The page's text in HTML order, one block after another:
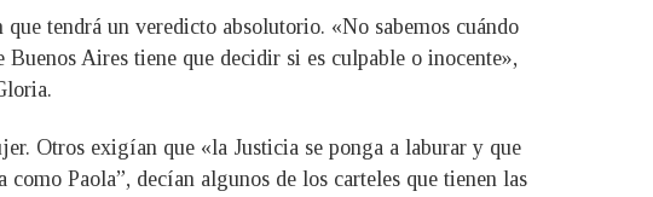
tendrá un veredicto absolutorio. «No sabemos cuándo
Aires tiene que decidir si es culpable o inocente»,
Otros exigían que «la Justicia se ponga a laburar y que
Paola”, decían algunos de los carteles que tienen las